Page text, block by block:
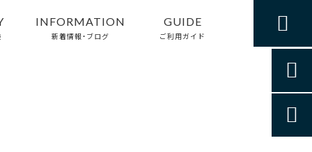
INFORMATION
新着情報・ブログ
GUIDE
ご利用ガイド


